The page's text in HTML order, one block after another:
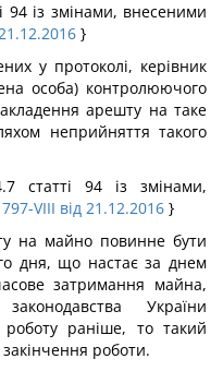
94 із змінами, внесеними
}
у протоколі, керівник
особа) контролюючого
арешту на таке
неприйняття такого
статті 94 із змінами,
VIII від 21.12.2016 }
на майно повинне бути
дня, що настає за днем
затримання майна,
України
раніше, то такий
закінчення роботи.